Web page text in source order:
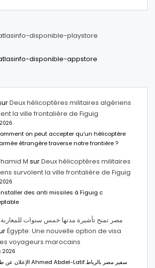
Deux hélicoptères militaires algériens
la ville frontalière de Figuig
on peut accepter qu’un hélicoptère
étrangère traverse notre frontière ?
M surDeux hélicoptères militaires
survolent la ville frontalière de Figuig
des anti missiles à Figuig c
مصر تمنح تأشيرة مدتها خمس سنوات
Égypte: Une nouvelle option de visa
voyageurs marocains
2026